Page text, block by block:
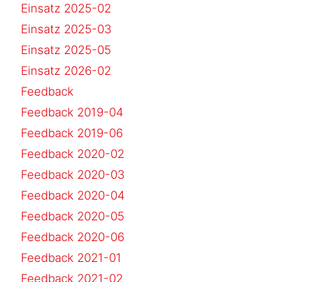
Einsatz 2025-02
Einsatz 2025-03
Einsatz 2025-05
Einsatz 2026-02
Feedback
Feedback 2019-04
Feedback 2019-06
Feedback 2020-02
Feedback 2020-03
Feedback 2020-04
Feedback 2020-05
Feedback 2020-06
Feedback 2021-01
Feedback 2021-02